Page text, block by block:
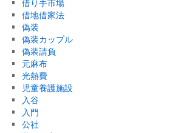
借り手市場
借地借家法
偽装
偽装カップル
偽装請負
元麻布
光熱費
児童養護施設
入谷
入門
公社